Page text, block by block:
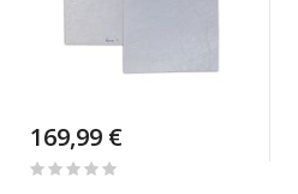
169,99 €
Rating: